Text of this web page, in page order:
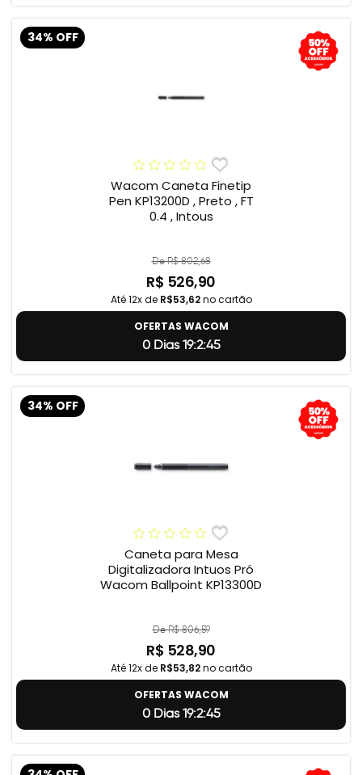
34% OFF
Wacom Caneta Finetip
Pen KP13200D , Preto , FT
0.4 , Intous
De R$ 802,68
R$ 526,90
Até 12x de R$53,62no cartão
OFERTAS WACOM
0 Dias 19:2:44
34% OFF
Caneta para Mesa
Digitalizadora Intuos Pró
Wacom Ballpoint KP13300D
De R$ 806,59
R$ 528,90
Até 12x de R$53,82no cartão
OFERTAS WACOM
0 Dias 19:2:44